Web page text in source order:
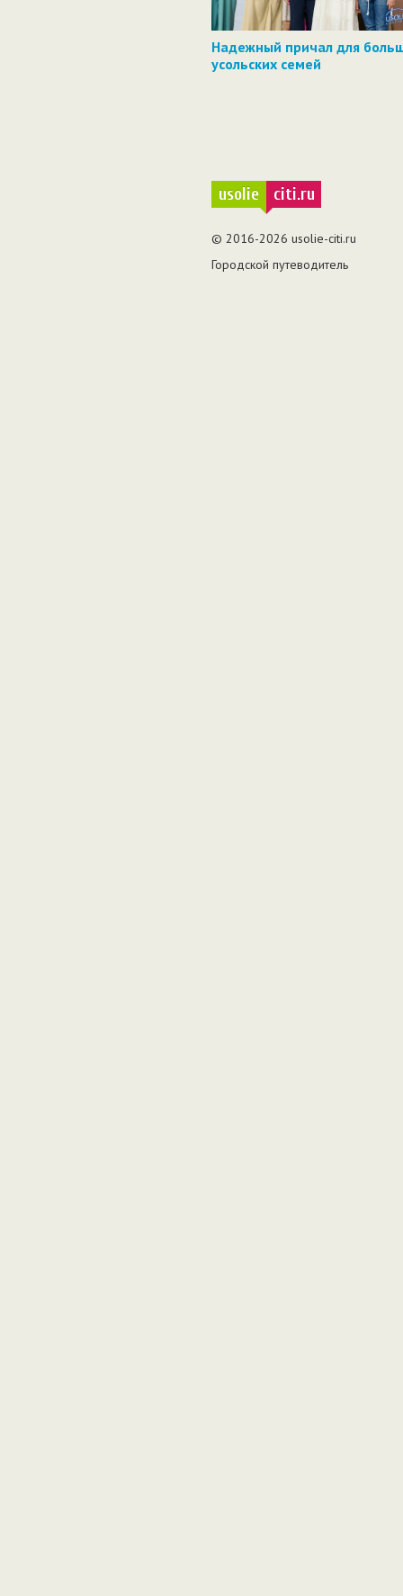
Надежный причал для
усольских семей
usolie citi.ru
© 2016-2026 usolie-citi.ru
Городской путеводитель